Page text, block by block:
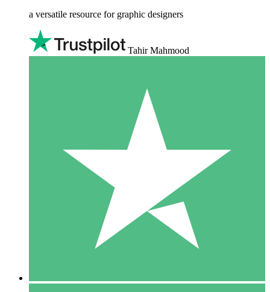
a versatile resource for graphic designers
Tahir Mahmood